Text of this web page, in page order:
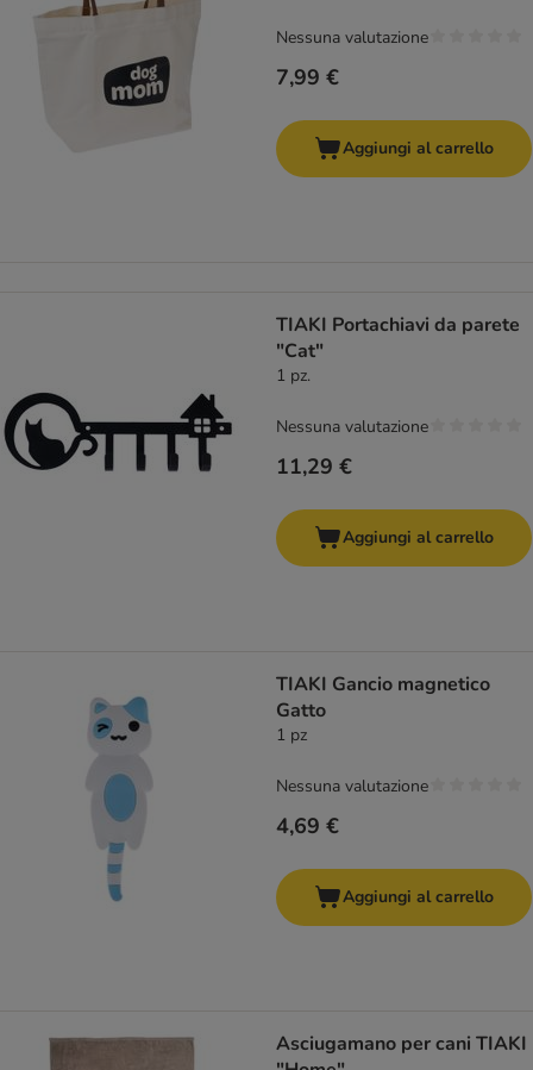
7,99 €
Nessuna valutazione
Aggiungi al carrello
TIAKI Portachiavi da parete
"Cat"
1 pz.
11,29 €
Nessuna valutazione
Aggiungi al carrello
TIAKI Gancio magnetico
Gatto
1 pz
4,69 €
Nessuna valutazione
Aggiungi al carrello
Asciugamano per cani TIAKI